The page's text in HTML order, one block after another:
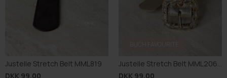
Justelle Stretch Belt MML819
DKK 99,00
Justelle Stretch Belt MML206C
DKK 99,00